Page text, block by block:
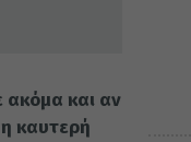
ακόμα και αν
καυτερή